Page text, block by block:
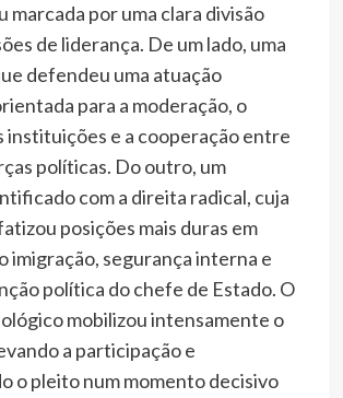
marcada por uma clara divisão
de liderança. De um lado, uma
defendeu uma atuação
para a moderação, o
instituições e a cooperação entre
políticas. Do outro, um
com a direita radical, cuja
posições mais duras em
imigração, segurança interna e
política do chefe de Estado. O
mobilizou intensamente o
a participação e
o pleito num momento decisivo